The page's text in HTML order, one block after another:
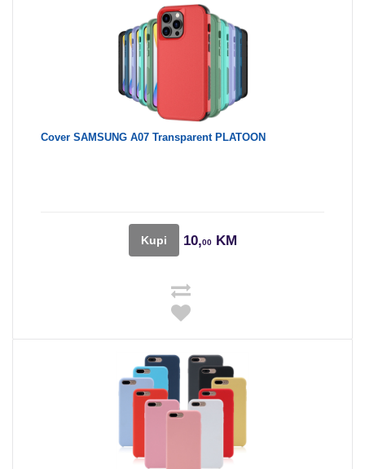
Cover SAMSUNG A07 Transparent PLATOON
Kupi 10,00KM